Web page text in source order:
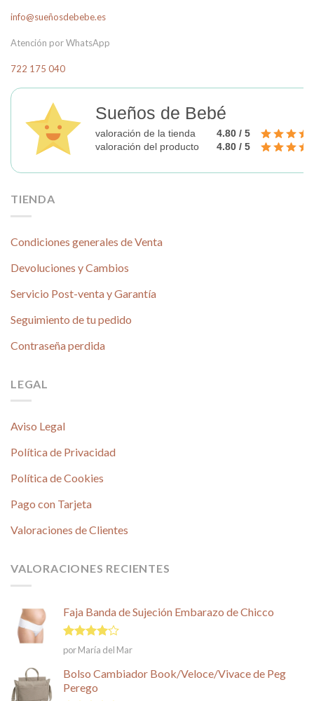
opciones
pueden
la
página
de
producto
info@sueñosdebebe.es
Atención por WhatsApp
722 175 040
Sueños de Bebé
valoración de la tienda
4.80 / 5
valoración del producto
4.80 / 5
TIENDA
Condiciones generales de Venta
Devoluciones y Cambios
Servicio Post-venta y Garantía
Seguimiento de tu pedido
Contraseña perdida
LEGAL
Aviso Legal
Política de Privacidad
Política de Cookies
Pago con Tarjeta
Valoraciones de Clientes
VALORACIONES RECIENTES
Faja Banda de Sujeción Embarazo de Chicco
Valorado
en
5
por María del Mar
Bolso Cambiador Book/Veloce/Vivace de Peg
Perego